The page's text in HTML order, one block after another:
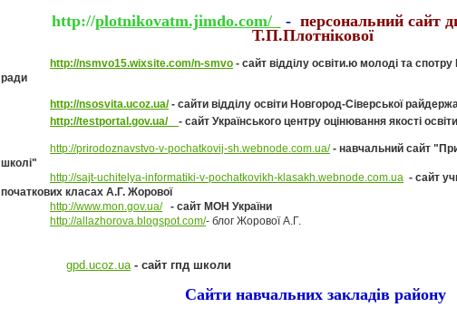
http://plotnikovatm.jimdo.com/ - персональний сайт
Т.П.Плотнікової
http://nsmvo15.wixsite.com/n-smvo - сайт відділу освіти.ю молоді та спотру
ради
http://nsosvita.ucoz.ua/ - сайти відділу освіти Новгород-Сіверської
http://testportal.gov.ua/ - сайт Українського центру оцінювання якості
http://prirodoznavstvo-v-pochatkovij-sh.webnode.com.ua/- навчальний сайт
школі"
http://sajt-uchitelya-informatiki-v-pochatkovikh-klasakh.webnode.com.ua - сайт
початкових класах А.Г. Жорової
http://www.mon.gov.ua/
- сайт МОН України
http://allazhorova.blogspot.com/- блог Жорової А.Г.
gpd.ucoz.ua - сайт гпд школи
Сайти навчальних закладів району